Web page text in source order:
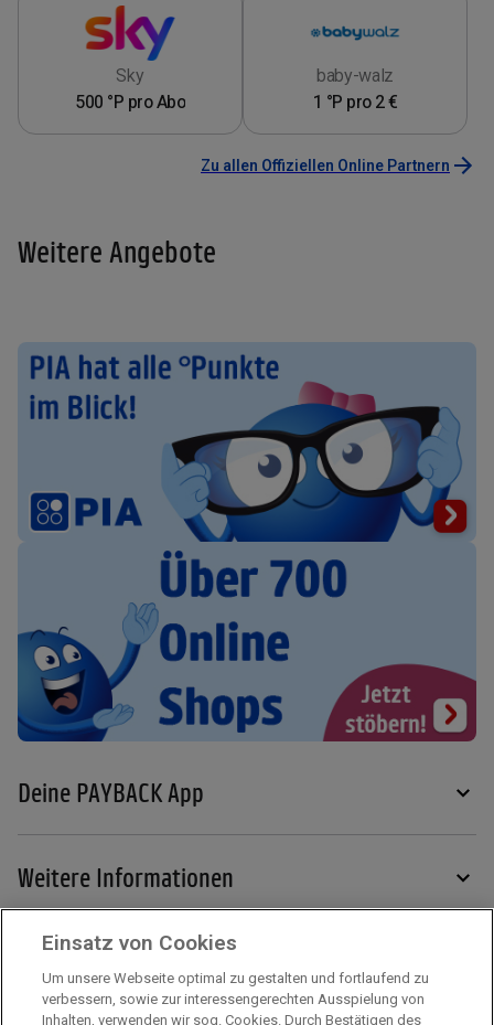
Sky
500 °P pro Abo
baby-walz
1 °P pro 2 €
Zu allen Offiziellen Online Partnern
Weitere Angebote
Deine PAYBACK App
Weitere Informationen
Einsatz von Cookies
Um unsere Webseite optimal zu gestalten und fortlaufend zu
verbessern, sowie zur interessengerechten Ausspielung von
Inhalten, verwenden wir sog. Cookies. Durch Bestätigen des